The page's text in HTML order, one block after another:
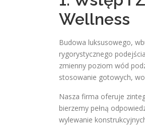
Wellness
Budowa luksusowego,
rygorystycznego
zmienny poziom wód
stosowanie gotowych,
Nasza firma oferuje
bierzemy pełną
wylewanie